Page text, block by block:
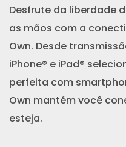
Desfrute da liberdade
as mãos com a
Own. Desde
iPhone® e iPad®
perfeita com
Own mantém você
esteja.